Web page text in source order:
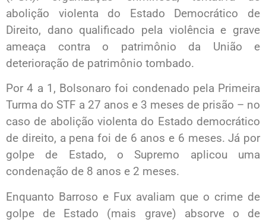
abolição violenta do Estado Democrático de
Direito, dano qualificado pela violência e grave
ameaça contra o patrimônio da União e
deterioração de patrimônio tombado.
Por 4 a 1, Bolsonaro foi condenado pela Primeira
Turma do STF a 27 anos e 3 meses de prisão – no
caso de abolição violenta do Estado democrático
de direito, a pena foi de 6 anos e 6 meses. Já por
golpe de Estado, o Supremo aplicou uma
condenação de 8 anos e 2 meses.
Enquanto Barroso e Fux avaliam que o crime de
golpe de Estado (mais grave) absorve o de